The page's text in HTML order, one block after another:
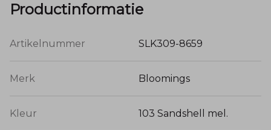
Productinformatie
Artikelnummer SLK309-8659
Merk Bloomings
Kleur 103 Sandshell mel.